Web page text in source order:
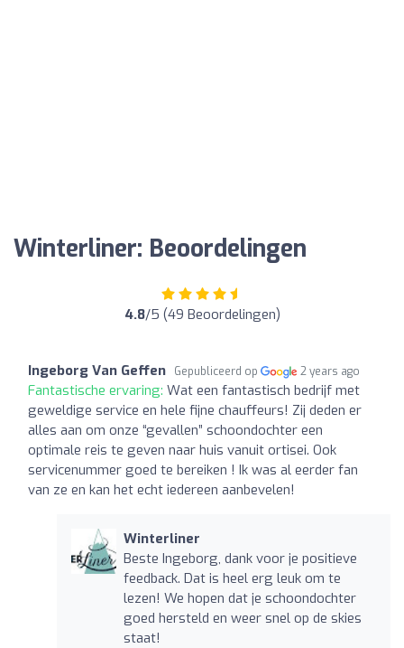
Winterliner: Beoordelingen
4.8/5 (49 Beoordelingen)
Ingeborg Van Geffen Gepubliceerd op 2 years ago
Fantastische ervaring: Wat een fantastisch bedrijf met
geweldige service en hele fijne chauffeurs! Zij deden er
alles aan om onze “gevallen” schoondochter een
optimale reis te geven naar huis vanuit ortisei. Ook
servicenummer goed te bereiken ! Ik was al eerder fan
van ze en kan het echt iedereen aanbevelen!
Winterliner
Beste Ingeborg, dank voor je positieve
feedback. Dat is heel erg leuk om te
lezen! We hopen dat je schoondochter
goed hersteld en weer snel op de skies
staat!